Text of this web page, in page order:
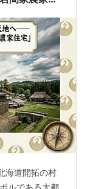
海道開拓の村
ルである大都